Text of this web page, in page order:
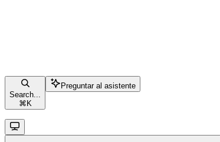
Search...
⌘ K
Preguntar al asistente